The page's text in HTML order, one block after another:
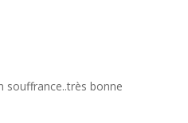
souffrance..très bonne